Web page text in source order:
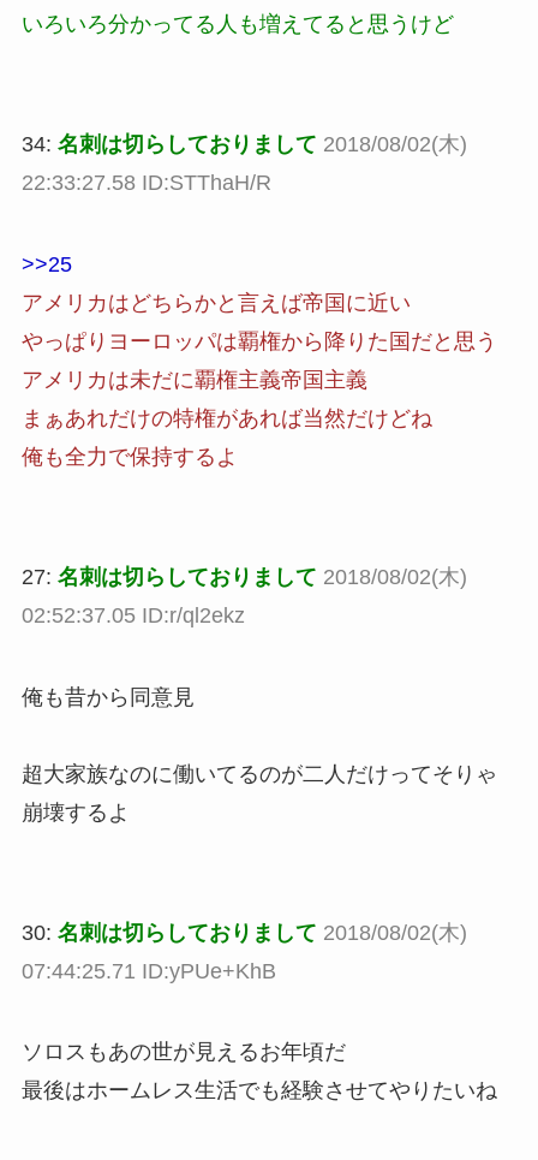
いろいろ分かってる人も増えてると思うけど
34: 名刺は切らしておりまして 2018/08/02(木)
22:33:27.58 ID:STThaH/R
>>25
アメリカはどちらかと言えば帝国に近い
やっぱりヨーロッパは覇権から降りた国だと思う
アメリカは未だに覇権主義帝国主義
まぁあれだけの特権があれば当然だけどね
俺も全力で保持するよ
27: 名刺は切らしておりまして 2018/08/02(木)
02:52:37.05 ID:r/ql2ekz
俺も昔から同意見
超大家族なのに働いてるのが二人だけってそりゃ
崩壊するよ
30: 名刺は切らしておりまして 2018/08/02(木)
07:44:25.71 ID:yPUe+KhB
ソロスもあの世が見えるお年頃だ
最後はホームレス生活でも経験させてやりたいね